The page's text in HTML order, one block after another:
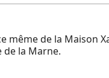
même de la Maison
de la Marne.